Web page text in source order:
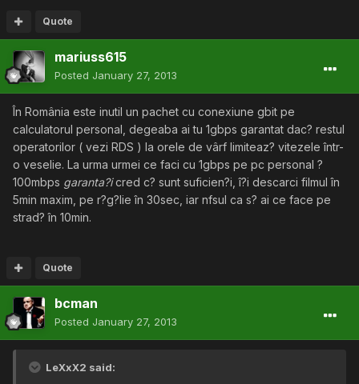
Quote
mariuss615
Posted January 27, 2013
În România este inutil un pachet cu conexiune gbit pe
calculatorul personal, degeaba ai tu 1gbps garantat dac? restul
operatorilor ( vezi RDS ) la orele de vârf limiteaz? vitezele într-
o veselie. La urma urmei ce faci cu 1gbps pe pc personal ?
100mbps garanta?icred c? sunt suficien?i, î?i descarci filmul în
5min maxim, pe r?g?lie în 30sec, iar nfsul ca s? ai ce face pe
strad? în 10min.
Quote
bcman
Posted January 27, 2013
LeXxX2 said: